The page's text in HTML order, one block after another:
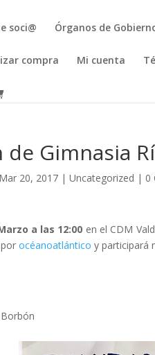
soci@ Órganos de
compra Mi cuenta
de Gimnasia
Mar 20, 2017 |Uncategorized | 0
a las 12:00 en el CDM
porocéanoatlántico y participará